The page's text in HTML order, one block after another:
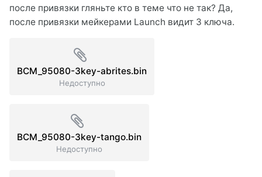
после привязки гляньте кто в теме что не так? Да,
после привязки мейкерами Launch видит 3 ключа.
BCM_95080-3key-abrites.bin
Недоступно
BCM_95080-3key-tango.bin
Недоступно